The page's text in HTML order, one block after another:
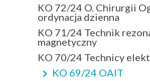
KO 72/24 O. Chirurgii
ordynacja dzienna
KO 71/24 Technik
magnetyczny
KO 70/24 Technicy
KO 69/24 OAIT